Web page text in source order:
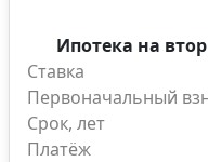
Ипотека на
Ставка
Первоначальный
Срок, лет
Платёж